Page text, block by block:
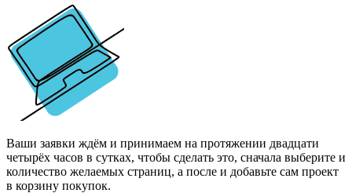
Ваши заявки ждём и принимаем на протяжении двадцати
четырёх часов в сутках, чтобы сделать это, сначала выберите и
количество желаемых страниц, а после и добавьте сам проект
в корзину покупок.